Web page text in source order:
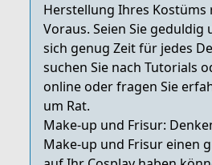
Herstellung Ihres Kostüms
Voraus. Seien Sie geduldig
sich genug Zeit für jedes
suchen Sie nach Tutorials
online oder fragen Sie
um Rat.
Make-up und Frisur:
Make-up und Frisur einen